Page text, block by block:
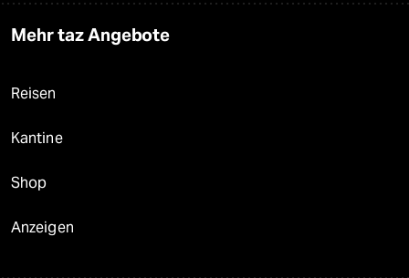
Mehr taz Angebote
Reisen
Kantine
Shop
Anzeigen